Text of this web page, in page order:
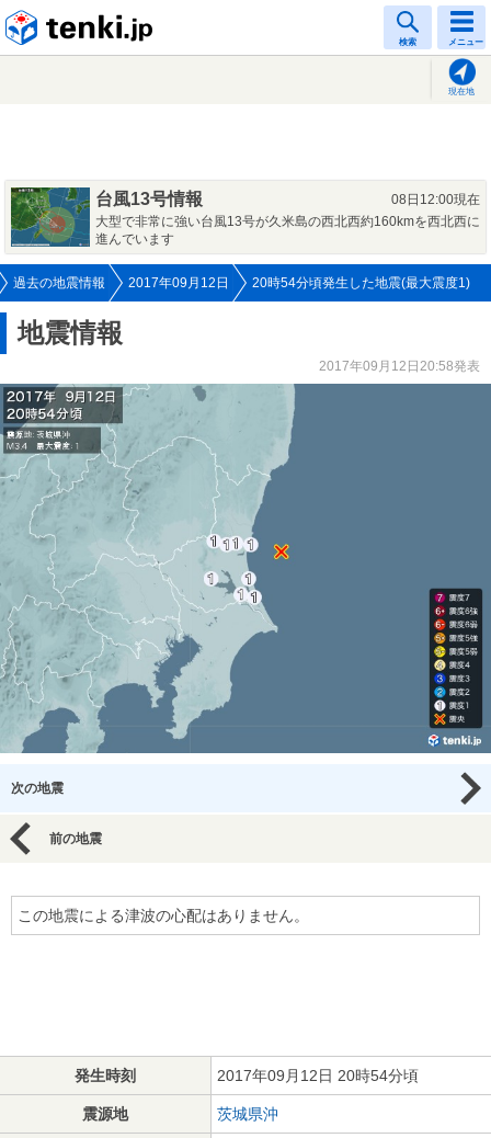
検索 メニュー
現在地
台風13号情報
08日12:00現在
大型で非常に強い台風13号が久米島の西北西約160kmを西北西に
進んでいます
過去の地震情報 2017年09月12日 20時54分頃発生した地震(最大震度1)
地震情報
2017年09月12日20:58発表
次の地震
前の地震
この地震による津波の心配はありません。
発生時刻 2017年09月12日 20時54分頃
震源地 茨城県沖